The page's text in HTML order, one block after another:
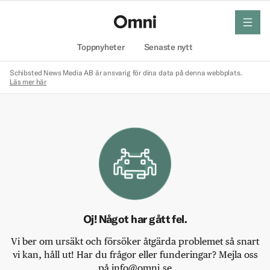
Toppnyheter Senaste nytt
meny
Schibsted News Media AB är ansvarig för dina data på denna webbplats.
Läs mer här
Oj! Något har gått fel.
Vi ber om ursäkt och försöker åtgärda problemet så snart
vi kan, håll ut! Har du frågor eller funderingar? Mejla oss